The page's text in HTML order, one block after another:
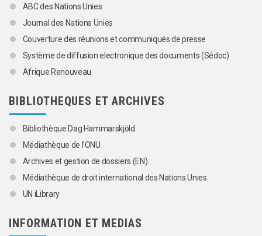
ABC des Nations Unies
Journal des Nations Unies
Couverture des réunions et communiqués de presse
Système de diffusion electronique des documents (Sédoc)
Afrique Renouveau
BIBLIOTHEQUES ET ARCHIVES
Bibliothèque Dag Hammarskjöld
Médiathèque de l’ONU
Archives et gestion de dossiers (EN)
Médiathèque de droit international des Nations Unies
UN iLibrary
INFORMATION ET MEDIAS